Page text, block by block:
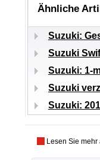
Ähnliche
Suzuki:
Suzuki
Suzuki: 1-
Suzuki
Suzuki:
Lesen Sie